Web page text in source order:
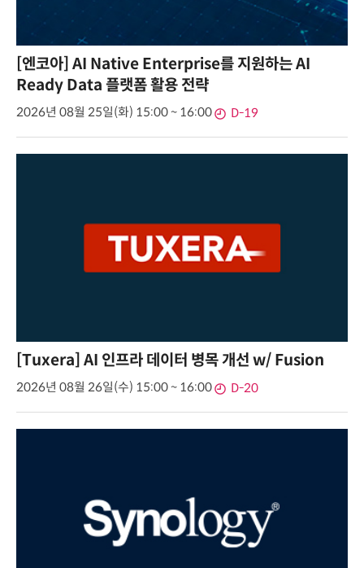
[엔코아] AI Native Enterprise를 지원하는 AI
Ready Data 플랫폼 활용 전략
2026년 08월 25일(화) 15:00 ~ 16:00 D-19
[Tuxera] AI 인프라 데이터 병목 개선 w/ Fusion
2026년 08월 26일(수) 15:00 ~ 16:00 D-20